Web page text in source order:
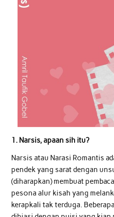
1. Narsis, apaan sih itu?
Narsis atau Narasi Romantis
pendek yang sarat dengan
(diharapkan) membuat
pesona alur kisah yang
kerapkali tak terduga.